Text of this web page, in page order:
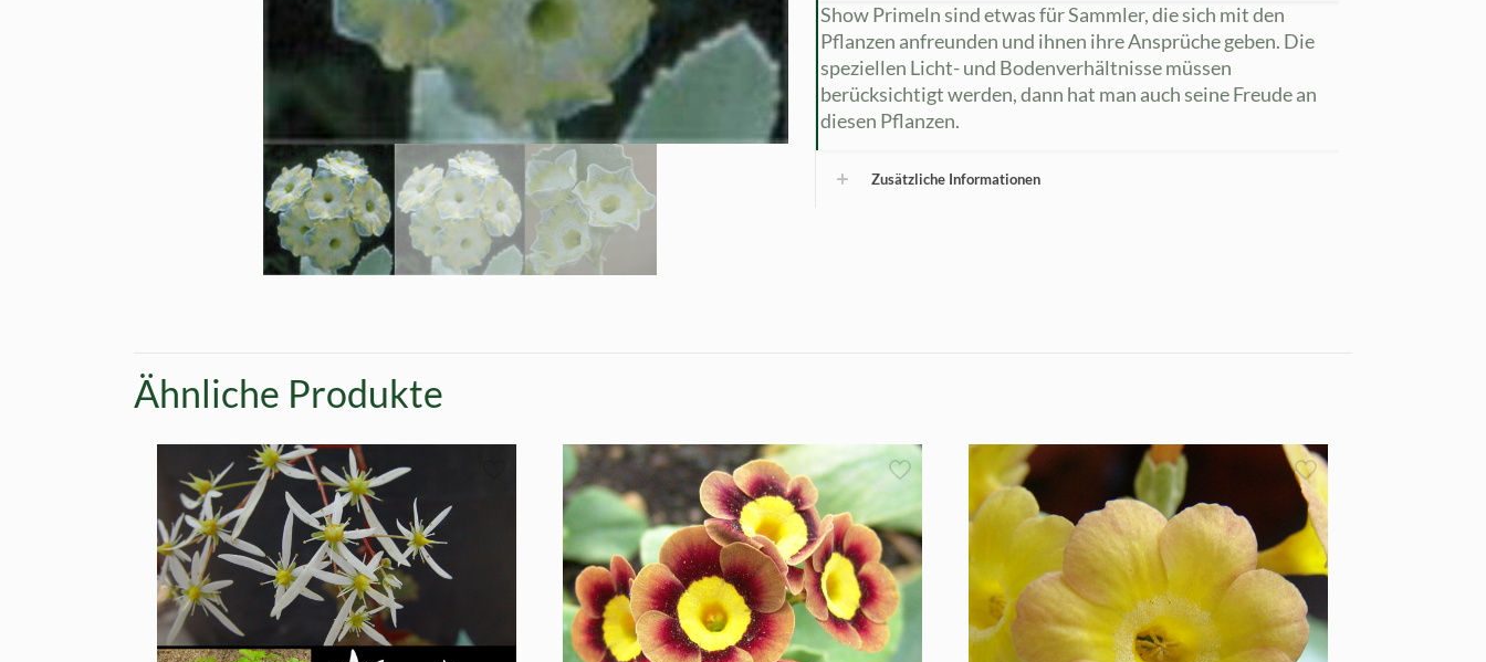
(F)
Menge
Show Primeln sind etwas für Sammler, die sich mit den
Pflanzen anfreunden und ihnen ihre Ansprüche geben. Die
speziellen Licht- und Bodenverhältnisse müssen
berücksichtigt werden, dann hat man auch seine Freude an
diesen Pflanzen.
Zusätzliche Informationen
Ähnliche Produkte